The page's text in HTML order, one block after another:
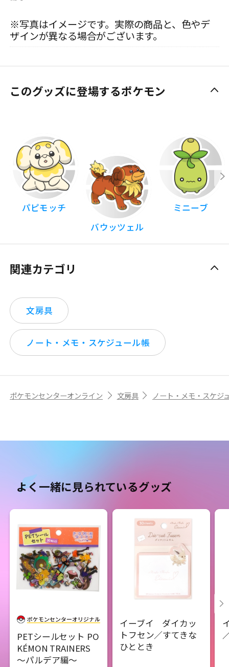
※写真はイメージです。実際の商品と、色やデ
ザインが異なる場合がございます。
このグッズに登場するポケモン
パピモッチ
バウッツェル
ミニーブ
関連カテゴリ
文房具
ノート・メモ・スケジュール帳
ポケモンセンターオンライン 文房具 ノート・メモ・スケジ
よく一緒に見られているグッズ
PETシールセット PO
KÉMON TRAINERS
～パルデア編～
イーブイ ダイカッ
トフセン／すてきな
ひととき